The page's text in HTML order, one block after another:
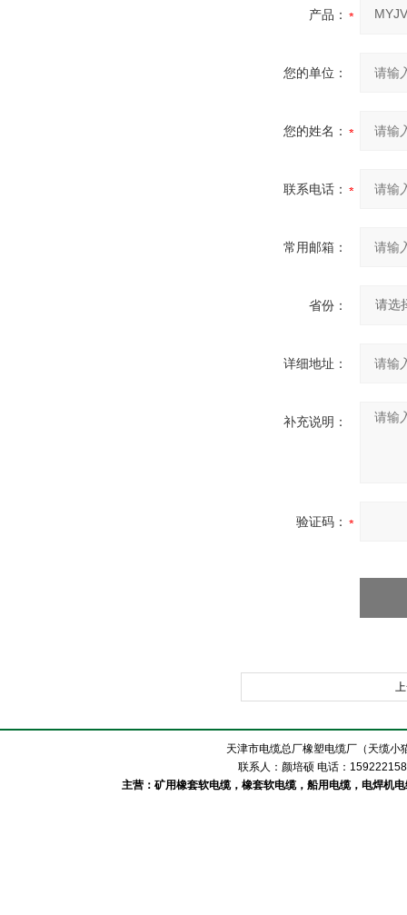
产品：
您的单位：
您的姓名：
联系电话：
常用邮箱：
省份：
详细地址：
补充说明：
验证码：
天津市电缆总厂橡塑电缆厂（天缆
联系人：颜培硕 电话：
主营：矿用橡套软电缆，橡套软电缆，船用电缆，电焊机